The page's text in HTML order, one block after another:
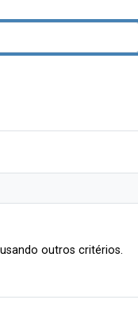
outros critérios.